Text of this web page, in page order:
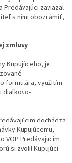
Predávajúci zaviazal
s nimi oboznámiť,
zmluvy
Kupujúceho, je
formulára, využitím
diaľkovo-
dochádza
Kupujúcemu,
VOP Predávajúcim
si zvolil Kupujúci